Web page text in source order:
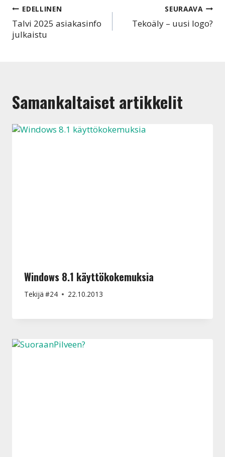
Artikkelien
selaus
EDELLINEN
Talvi 2025 asiakasinfo
julkaistu
SEURAAVA
Tekoäly – uusi logo?
Samankaltaiset artikkelit
Windows 8.1 käyttökokemuksia
Tekijä #24 22.10.2013